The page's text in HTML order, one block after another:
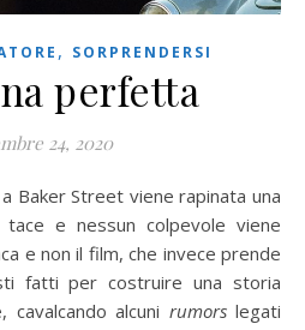
, SORPRENDERSI
perfetta
24, 2020
e nessun colpevole viene
e non il film, che invece prende
fatti per costruire una storia
alcuni rumorslegati